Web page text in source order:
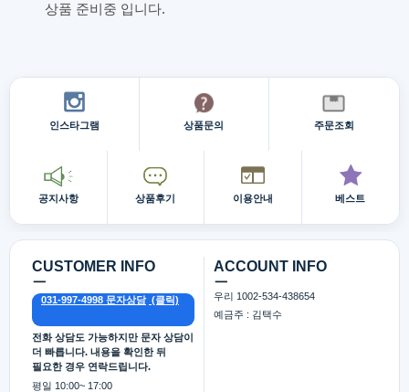
상품 준비중 입니다.
인스타그램 상품문의 주문조회
공지사항 상품후기 이용안내 베스트
CUSTOMER INFO
ㅡ
031-997-4998 문자상담
전화 상담도 가능하지만 문자 상담이
더 빠릅니다. 내용을 확인한 뒤
필요한 경우 연락드립니다.
평일 10:00~ 17:00
ACCOUNT INFO
ㅡ
우리 1002-534-438654
예금주 : 김택수